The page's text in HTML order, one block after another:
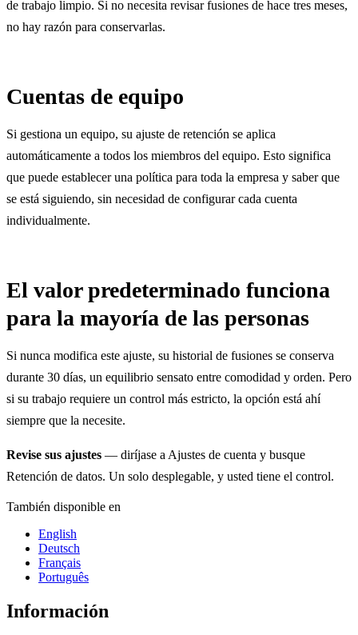
de trabajo limpio. Si no necesita revisar fusiones de hace tres meses,
no hay razón para conservarlas.
Cuentas de equipo
Si gestiona un equipo, su ajuste de retención se aplica
automáticamente a todos los miembros del equipo. Esto significa
que puede establecer una política para toda la empresa y saber que
se está siguiendo, sin necesidad de configurar cada cuenta
individualmente.
El valor predeterminado funciona
para la mayoría de las personas
Si nunca modifica este ajuste, su historial de fusiones se conserva
durante 30 días, un equilibrio sensato entre comodidad y orden. Pero
si su trabajo requiere un control más estricto, la opción está ahí
siempre que la necesite.
Revise sus ajustes — diríjase a Ajustes de cuenta y busque
Retención de datos. Un solo desplegable, y usted tiene el control.
También disponible en
English
Deutsch
Français
Português
Información